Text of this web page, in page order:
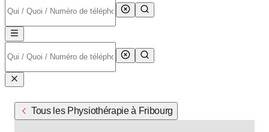
Tous les Physiothérapie à Fribourg